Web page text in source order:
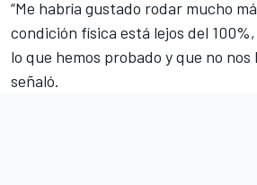
“Me habría gustado rodar mucho
condición física está lejos del
lo que hemos probado y que no nos
señaló.